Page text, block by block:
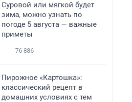
Суровой или мягкой будет
зима, можно узнать по
погоде 5 августа — важные
приметы
76 886
Пирожное «Картошка»:
классический рецепт в
домашних условиях с тем